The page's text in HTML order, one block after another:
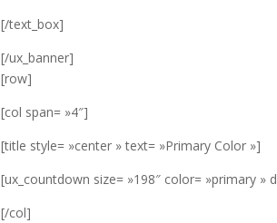
[/text_box]
[/ux_banner]
[row]
[col span= »4″]
[title style= »center » text= »Primary Color »]
[ux_countdown size= »198″ color= »primary »
[/col]